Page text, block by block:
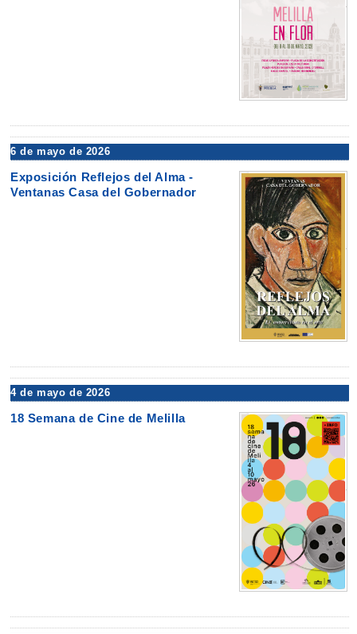
6 de mayo de 2026
Exposición Reflejos del Alma -
Ventanas Casa del Gobernador
4 de mayo de 2026
18 Semana de Cine de Melilla